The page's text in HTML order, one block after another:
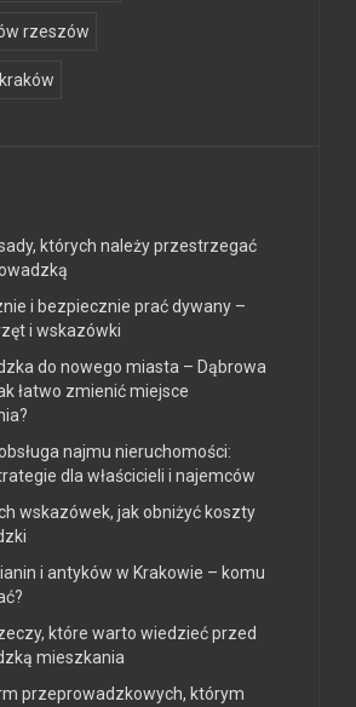
rzeszów
których należy przestrzegać
i bezpiecznie prać dywany –
i wskazówki
do nowego miasta – Dąbrowa
łatwo zmienić miejsce
najmu nieruchomości:
dla właścicieli i najemców
wskazówek, jak obniżyć koszty
i antyków w Krakowie – komu
które warto wiedzieć przed
mieszkania
przeprowadzkowych, którym